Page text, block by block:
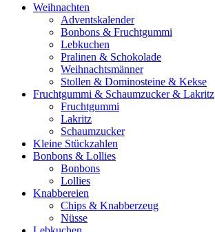
Weihnachten
Adventskalender
Bonbons & Fruchtgummi
Lebkuchen
Pralinen & Schokolade
Weihnachtsmänner
Stollen & Dominosteine & Kekse
Fruchtgummi & Schaumzucker & Lakritz
Fruchtgummi
Lakritz
Schaumzucker
Kleine Stückzahlen
Bonbons & Lollies
Bonbons
Lollies
Knabbereien
Chips & Knabberzeug
Nüsse